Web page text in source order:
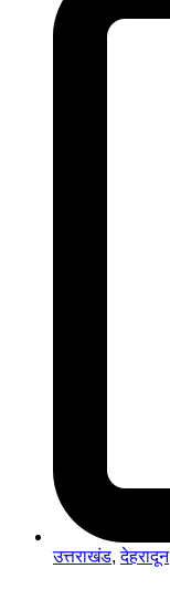
उत्तराखंड,देहरादून